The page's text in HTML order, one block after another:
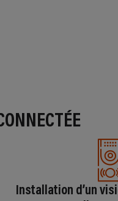
Installation d’un